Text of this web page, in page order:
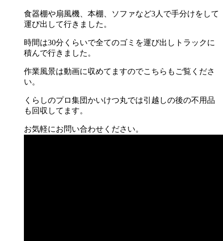
食器棚や扇風機、本棚、ソファなど3人で手分けをして
運び出して行きました。
時間は30分くらいで全てのゴミを運び出しトラックに
積んで行きました。
作業風景は動画に収めてますのでこちらもご覧くださ
い。
くらしのプロ集団かいけつ丸では引越しの後の不用品
も回収してます。
お気軽にお問い合わせください。